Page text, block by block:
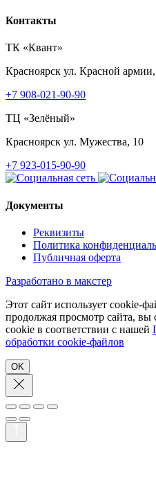
Контакты
ТК «Квант»
Красноярск ул. Красной
+7 908-021-90-90
ТЦ «Зелёный»
Красноярск ул. Мужества, 10
+7 923-015-90-90
Документы
Реквизиты
Политика
Публичная оферта
Разработано в макстер
Этот сайт использует cookie-
продолжая просмотр сайта, вы
cookie в соответствии с нашей
обработки cookie-файлов
OK